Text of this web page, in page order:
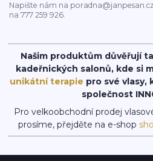
Napište nám na
na 777 259 926.
Našim produktům důvěřují
kadeřnických salonů, kde si
unikátní terapie pro své vlasy,
společnost
Pro velkoobchodní prodej
prosíme, přejděte na e-shop